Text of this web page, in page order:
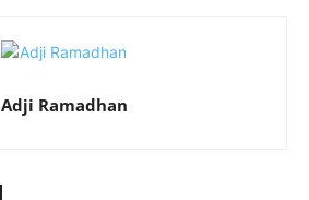
Adji Ramadhan